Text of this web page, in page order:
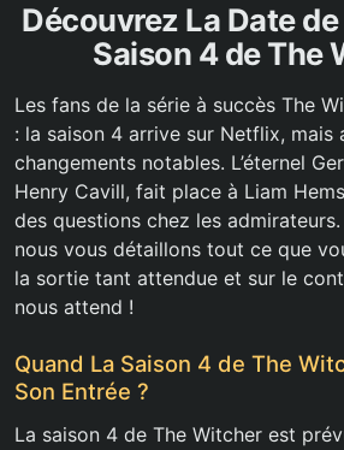
Découvrez La Date
Saison 4 de The
Les fans de la série à succès The
: la saison 4 arrive sur Netflix, mais
changements notables. L’éternel
Henry Cavill, fait place à Liam
des questions chez les admirateurs.
nous vous détaillons tout ce que
la sortie tant attendue et sur le
nous attend !
Quand La Saison 4 de The
Son Entrée ?
La saison 4 de The Witcher est